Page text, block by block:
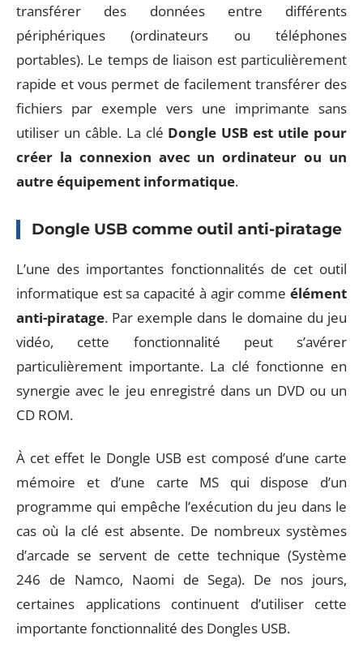
transférer des données entre différents
périphériques (ordinateurs ou téléphones
portables). Le temps de liaison est particulièrement
rapide et vous permet de facilement transférer des
fichiers par exemple vers une imprimante sans
utiliser un câble. La clé Dongle USB est utile pour
créer la connexion avec un ordinateur ou un
autre équipement informatique.
Dongle USB comme outil anti-piratage
L’une des importantes fonctionnalités de cet outil
informatique est sa capacité à agir comme élément
anti-piratage. Par exemple dans le domaine du jeu
vidéo, cette fonctionnalité peut s’avérer
particulièrement importante. La clé fonctionne en
synergie avec le jeu enregistré dans un DVD ou un
CD ROM.
À cet effet le Dongle USB est composé d’une carte
mémoire et d’une carte MS qui dispose d’un
programme qui empêche l’exécution du jeu dans le
cas où la clé est absente. De nombreux systèmes
d’arcade se servent de cette technique (Système
246 de Namco, Naomi de Sega). De nos jours,
certaines applications continuent d’utiliser cette
importante fonctionnalité des Dongles USB.